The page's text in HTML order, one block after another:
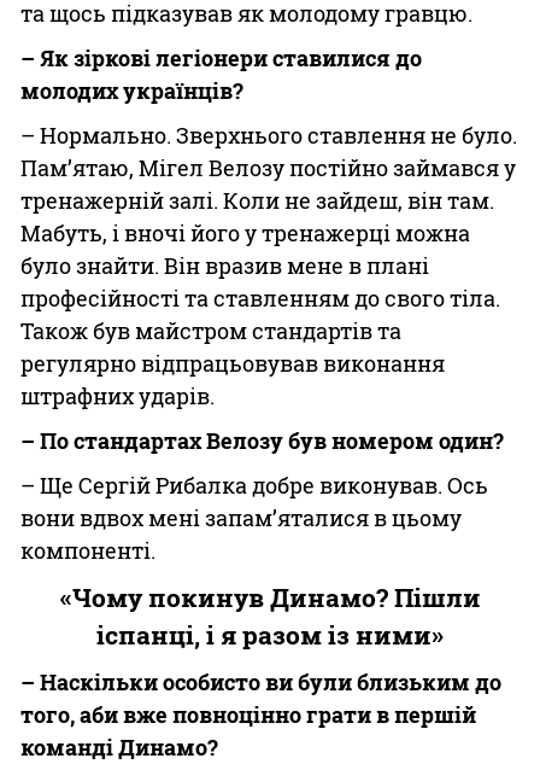
та щось підказував як молодому гравцю.
– Як зіркові легіонери ставилися до
молодих українців?
– Нормально. Зверхнього ставлення не було.
Пам’ятаю, Мігел Велозу постійно займався у
тренажерній залі. Коли не зайдеш, він там.
Мабуть, і вночі його у тренажерці можна
було знайти. Він вразив мене в плані
професійності та ставленням до свого тіла.
Також був майстром стандартів та
регулярно відпрацьовував виконання
штрафних ударів.
– По стандартах Велозу був номером один?
– Ще Сергій Рибалка добре виконував. Ось
вони вдвох мені запам’яталися в цьому
компоненті.
«Чому покинув Динамо? Пішли
іспанці, і я разом із ними»
– Наскільки особисто ви були близьким до
того, аби вже повноцінно грати в першій
команді Динамо?